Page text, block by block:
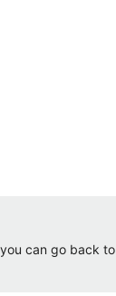
can go back to